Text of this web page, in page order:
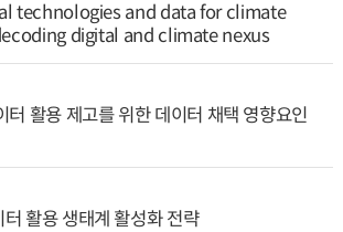
technologies and data for climate
digital and climate nexus
터 활용 제고를 위한 데이터 채택 영향요인
활용 생태계 활성화 전략